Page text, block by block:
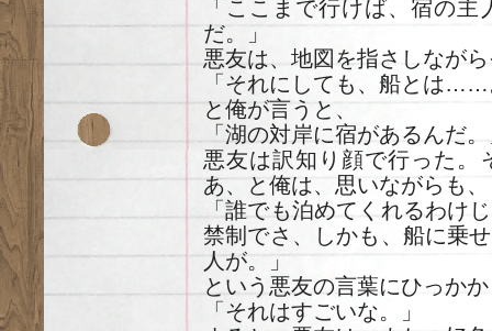
「ここまで行けば、宿の
だ。」
悪友は、地図を指さしなが
「それにしても、船とは
と俺が言うと、
「湖の対岸に宿があるんだ
悪友は訳知り顔で行った。
あ、と俺は、思いながらも、
「誰でも泊めてくれるわけ
禁制でさ、しかも、船に乗
人が。」
という悪友の言葉にひっか
「それはすごいな。」